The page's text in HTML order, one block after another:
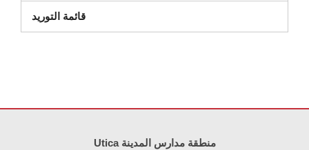
قائمة التوريد
Utica منطقة مدارس المدينة